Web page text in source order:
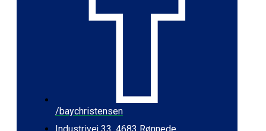
/baychristensen